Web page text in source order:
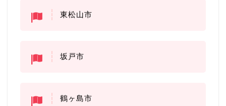
東松山市
坂戸市
鶴ヶ島市